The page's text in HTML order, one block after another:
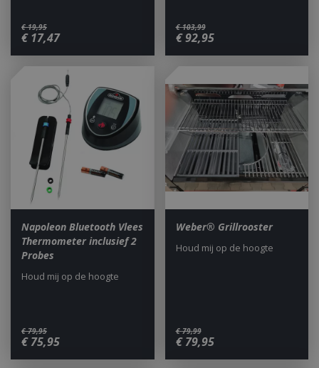
€ 19,95
€ 17,47
€ 103,99
€ 92,95
Napoleon Bluetooth Vlees
Thermometer inclusief 2
Probes
€ 79,95
€ 75,95
Houd mij op de hoogte
Weber® Grillrooster
€ 79,99
€ 79,95
Houd mij op de hoogte